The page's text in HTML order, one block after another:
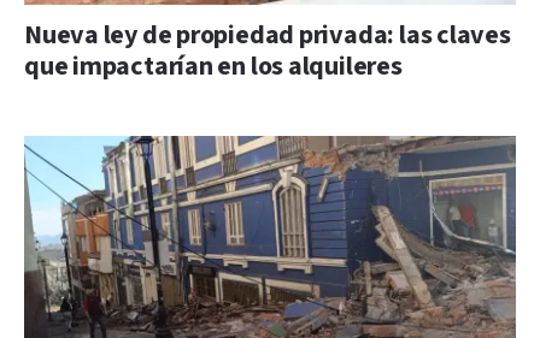
Nueva ley de propiedad privada: las claves
que impactarían en los alquileres